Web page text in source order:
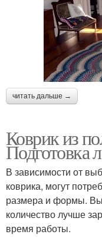
читать дальше →
Коврик из
Подготовка
В зависимости от
коврика, могут
размера и формы.
количество лучше
время работы.